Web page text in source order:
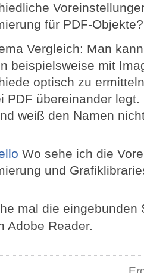
für PDF-
Vergleich: Man
beispielsweise mit
optisch zu
PDF übereinander
weiß den Namen
Wo sehe ich die
und
mal die
Adobe Reader.